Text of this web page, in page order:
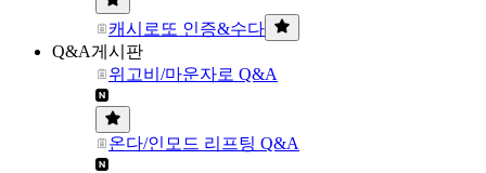
캐시로또 인증&수다
Q&A게시판
위고비/마운자로 Q&A
온다/인모드 리프팅 Q&A